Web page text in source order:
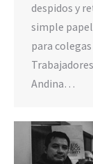
despidos y
simple
para
Andina…